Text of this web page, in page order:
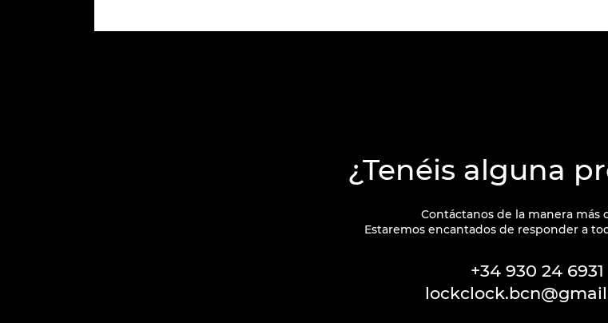
¿Tenéis alguna
Contáctanos de la manera más
Estaremos encantados de responder a
+34 930 24 6931